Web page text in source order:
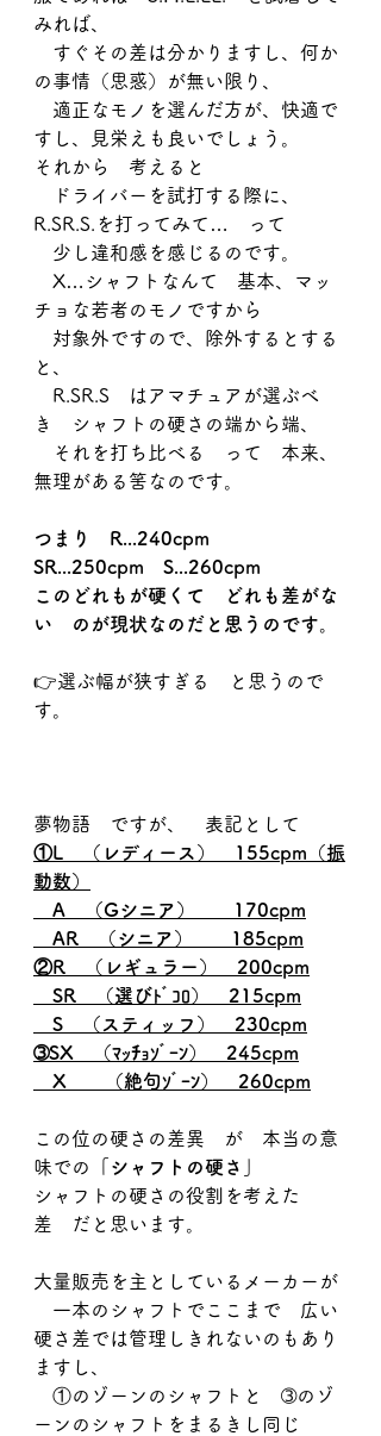
みれば、
すぐその差は分かりますし、何か
の事情（思惑）が無い限り、
適正なモノを選んだ方が、快適で
すし、見栄えも良いでしょう。
それから　考えると
ドライバーを試打する際に、
R.SR.S.を打ってみて…　って
少し違和感を感じるのです。
X…シャフトなんて　基本、マッ
チョな若者のモノですから
対象外ですので、除外するとする
と、
R.SR.S　はアマチュアが選ぶべ
き　シャフトの硬さの端から端、
それを打ち比べる　って　本来、
無理がある筈なのです。
つまり　R...240cpm
SR...250cpm　S...260cpm
このどれもが硬くて　どれも差がな
い　のが現状なのだと思うのです。
👉選ぶ幅が狭すぎる　と思うので
す。
夢物語　ですが、　表記として
①L　（レディース）　155cpm（振
動数）
A　（Gシニア）　　170cpm
AR　（シニア）　　185cpm
②R　（レギュラー）　200cpm
SR　（選びﾄﾞｺﾛ）　215cpm
S　（スティッフ）　230cpm
➂SX　（ﾏｯﾁｮｿﾞｰﾝ）　245cpm
X　　（絶句ｿﾞｰﾝ）　260cpm
この位の硬さの差異　が　本当の意
味での
「シャフトの硬さ」
シャフトの硬さの役割を考えた
差　だと思います。
大量販売を主としているメーカーが
一本のシャフトでここまで　広い
硬さ差では管理しきれないのもあり
ますし、
①のゾーンのシャフトと　➂のゾ
ーンのシャフトをまるきし同じ